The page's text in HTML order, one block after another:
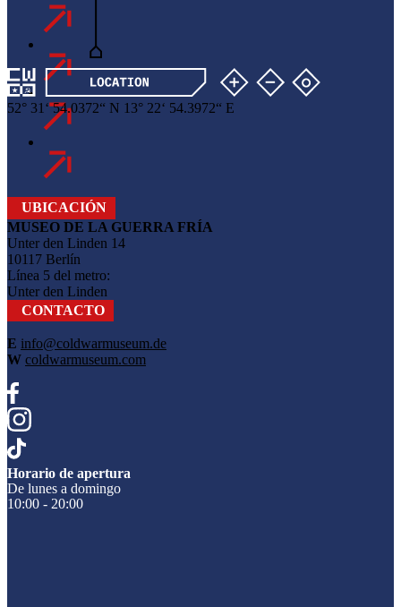
UBICACIÓN
MUSEO DE LA GUERRA FRÍA
Unter den Linden 14
10117 Berlín
Línea 5 del metro:
Unter den Linden
CONTACTO
E info@coldwarmuseum.de
W coldwarmuseum.com
Horario de apertura
De lunes a domingo
10:00 - 20:00
52° 31 ‘54.0372“ N 13° 22‘ 54.3972“ E